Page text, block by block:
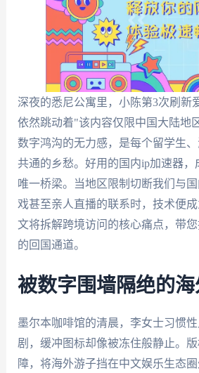
深夜的悉尼公寓里，小陈第3次刷新
依然跳动着"该内容仅限中国大陆地
数字鸿沟的无力感，是每个留学生
共通的乡愁。好用的国内ip加速器，
唯一桥梁。当地区限制切断我们与
戏甚至亲人直播的联系时，技术便
文将拆解跨境访问的核心痛点，带
的回国通道。
被数字围墙隔绝的
墨尔本咖啡馆的清晨，李女士习惯
剧，缓冲图标却像被冻住般静止。
障，将海外游子挡在中文娱乐生态